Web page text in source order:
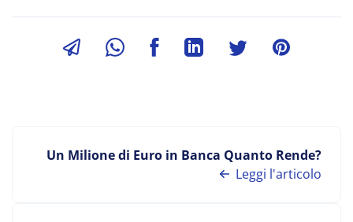
Un Milione di Euro in Banca Quanto Rende?
Leggi l'articolo